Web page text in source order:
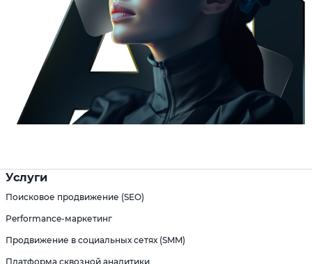
Услуги
Поисковое продвижение (SEO)
Performance-маркетинг
Продвижение в социальных сетях (SMM)
Платформа сквозной аналитики